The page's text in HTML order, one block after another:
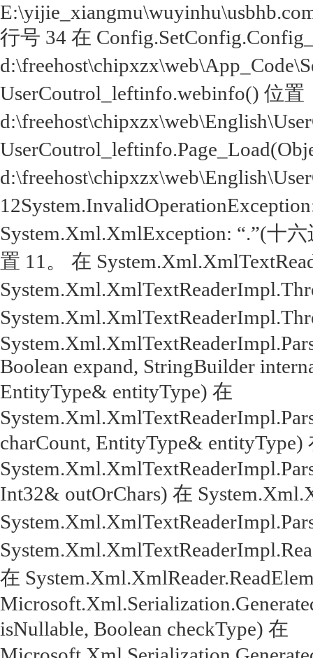
行号 34 在
UserCoutrol_leftinfo.webinfo() 位置
System.Xml.XmlException: “.”(十
置 11。 在
Boolean expand, StringBuilder
EntityType& entityType) 在
charCount, EntityType& entityType)
Int32& outOrChars) 在
在
isNullable, Boolean checkType) 在